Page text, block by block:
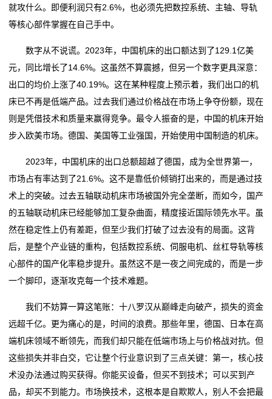
就攻什么。即便利润只有2.6%，也必须先把数控系统、主轴、导轨
等核心部件掌握在自己手中。
数字从不说谎。2023年，中国机床的出口额达到了129.1亿美
元，同比增长了14.6%。这虽然不算震撼，但另一个数字更具深意：
出口的均价上涨了40.19%。这在某种程度上预示着，我们出口的机
床已不再是低端产品。过去我们通过价格战在市场上争夺份额，现在
则是凭借技术和质量来赢得竞争。最令人振奋的是，中国的机床开始
步入欧美市场。德国、美国等工业强国，开始使用中国制造的机床。
2023年，中国机床的出口总额超越了德国，成为全世界第一，
市场占有率达到了21.6%。这不是靠低价倾销打出来的，而是通过技
术上的突破。过去五轴联动机床市场被国外完全垄断，而如今，国产
的五轴联动机床已经能够加工复杂曲面，精度接近国际领先水平。虽
然在稳定性上仍有差距，但至少我们打破了过去没有的局面。这背
后，是整个产业链的重构，包括数控系统、伺服电机、丝杠导轨等核
心部件的国产化率稳步提升。虽然这不是一夜之间完成的，而是一步
一个脚印，逐渐攻克每一个技术难题。
我们不妨算一算这笔账：十八罗汉从巅峰走向破产，损失的资金
远超千亿。更为痛心的是，时间的浪费。那些年里，德国、日本在高
端机床领域不断领先，而我们却只能在低端市场上与价格战对抗。但
这些损失并非白交，它让整个行业意识到了三点关键：第一，核心技
术没办法通过购买获得。你能买设备，但买不到技术；可以买到产
品，却买不到能力。市场换技术，这根本是自欺欺人，别人不会把最